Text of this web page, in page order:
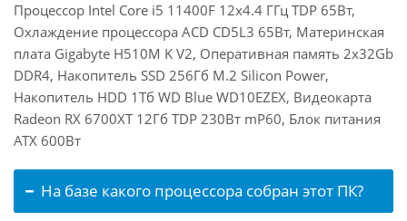
Процессор Intel Core i5 11400F 12x4.4 ГГц TDP 65Вт,
Охлаждение процессора ACD CD5L3 65Вт, Материнская
плата Gigabyte H510M K V2, Оперативная память 2x32Gb
DDR4, Накопитель SSD 256Гб M.2 Silicon Power,
Накопитель HDD 1Тб WD Blue WD10EZEX, Видеокарта
Radeon RX 6700XT 12Гб TDP 230Вт mP60, Блок питания
ATX 600Вт
На базе какого процессора собран этот ПК?